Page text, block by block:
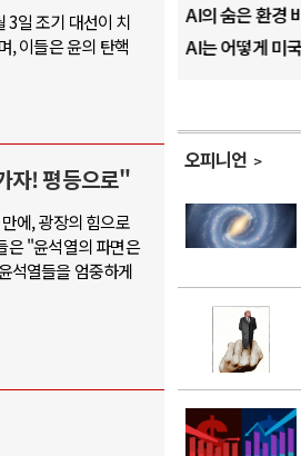
3일 조기 대선이 치
, 이들은 윤의 탄핵
자! 평등으로"
에, 광장의 힘으로
은 "윤석열의 파면은
석열들을 엄중하게
숨은 환경 비용: 데이터센터 확산..
어떻게 미국 민주주의를 잠식하고 ..
오피니언